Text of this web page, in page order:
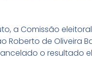
a Comissão
Roberto de Oliveira
o resultado